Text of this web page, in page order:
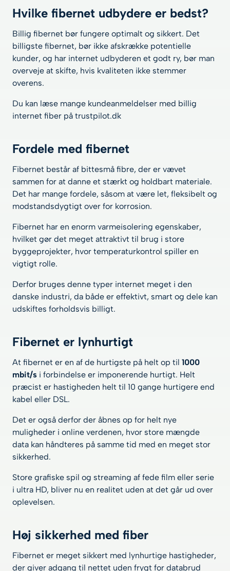
Hvilke fibernet udbydere er bedst?
Billig fibernet bør fungere optimalt og sikkert. Det
billigste fibernet, bør ikke afskrække potentielle
kunder, og har internet udbyderen et godt ry, bør man
overveje at skifte, hvis kvaliteten ikke stemmer
overens.
Du kan læse mange kundeanmeldelser med billig
internet fiber på trustpilot.dk
Fordele med fibernet
Fibernet består af bittesmå fibre, der er vævet
sammen for at danne et stærkt og holdbart materiale.
Det har mange fordele, såsom at være let, fleksibelt og
modstandsdygtigt over for korrosion.
Fibernet har en enorm varmeisolering egenskaber,
hvilket gør det meget attraktivt til brug i store
byggeprojekter, hvor temperaturkontrol spiller en
vigtigt rolle.
Derfor bruges denne typer internet meget i den
danske industri, da både er effektivt, smart og dele kan
udskiftes forholdsvis billigt.
Fibernet er lynhurtigt
At fibernet er en af de hurtigste på helt op til 1000
mbit/s i forbindelse er imponerende hurtigt. Helt
præcist er hastigheden helt til 10 gange hurtigere end
kabel eller DSL.
Det er også derfor der åbnes op for helt nye
muligheder i online verdenen, hvor store mængde
data kan håndteres på samme tid med en meget stor
sikkerhed.
Store grafiske spil og streaming af fede film eller serie
i ultra HD, bliver nu en realitet uden at det går ud over
oplevelsen.
Høj sikkerhed med fiber
Fibernet er meget sikkert med lynhurtige hastigheder,
der giver adgang til nettet uden frygt for databrud